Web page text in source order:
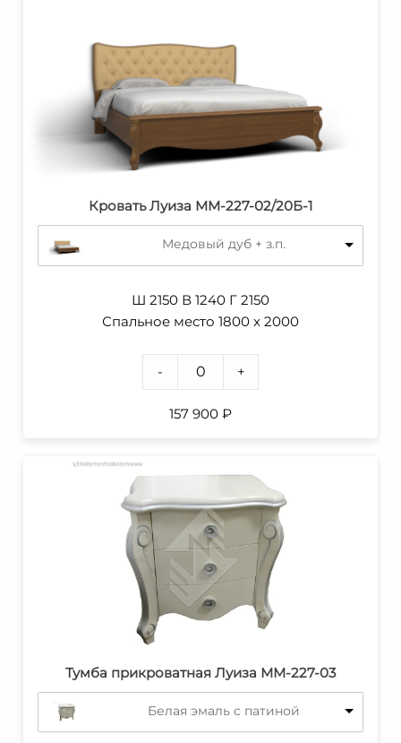
Кровать Луиза MM-227-02/20Б-1
Медовый дуб + з.п.
Ш 2150 В 1240 Г 2150
Спальное место 1800 x 2000
- +
157 900 ₽
Тумба прикроватная Луиза ММ-227-03
Белая эмаль с патиной